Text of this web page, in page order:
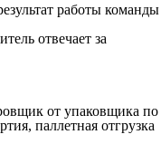
работы команды
отвечает за
от упаковщика по
паллетная отгрузка